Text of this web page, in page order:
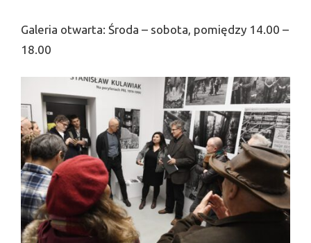
Galeria otwarta: Środa – sobota, pomiędzy 14.00 –
18.00